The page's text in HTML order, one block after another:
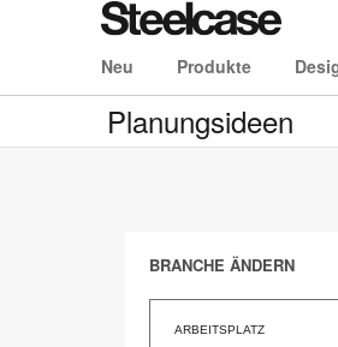
Neu Produkte
Planungsideen
BRANCHE ÄNDERN
ARBEITSPLATZ
ändern